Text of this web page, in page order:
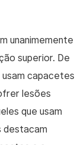
unanimemente
superior. De
capacetes
lesões
que usam
destacam